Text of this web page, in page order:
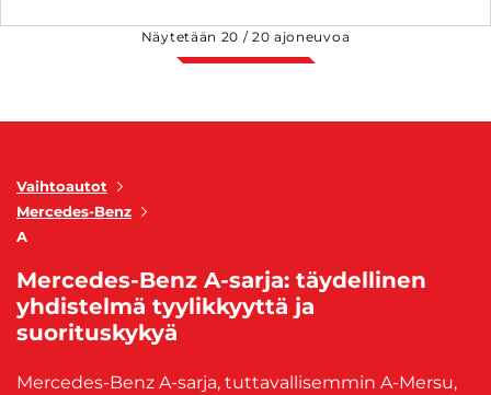
Näytetään 20 /20 ajoneuvoa
Vaihtoautot
Mercedes-Benz
A
Mercedes-Benz A-sarja: täydellinen
yhdistelmä tyylikkyyttä ja
suorituskykyä
Mercedes-Benz A-sarja, tuttavallisemmin A-Mersu,